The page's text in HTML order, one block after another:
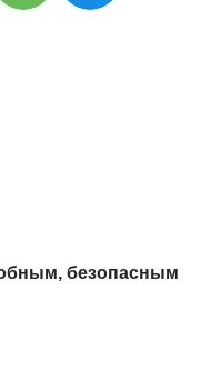
безопасным